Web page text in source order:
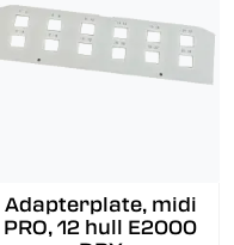
Adapterplate, midi
PRO, 12 hull E2000